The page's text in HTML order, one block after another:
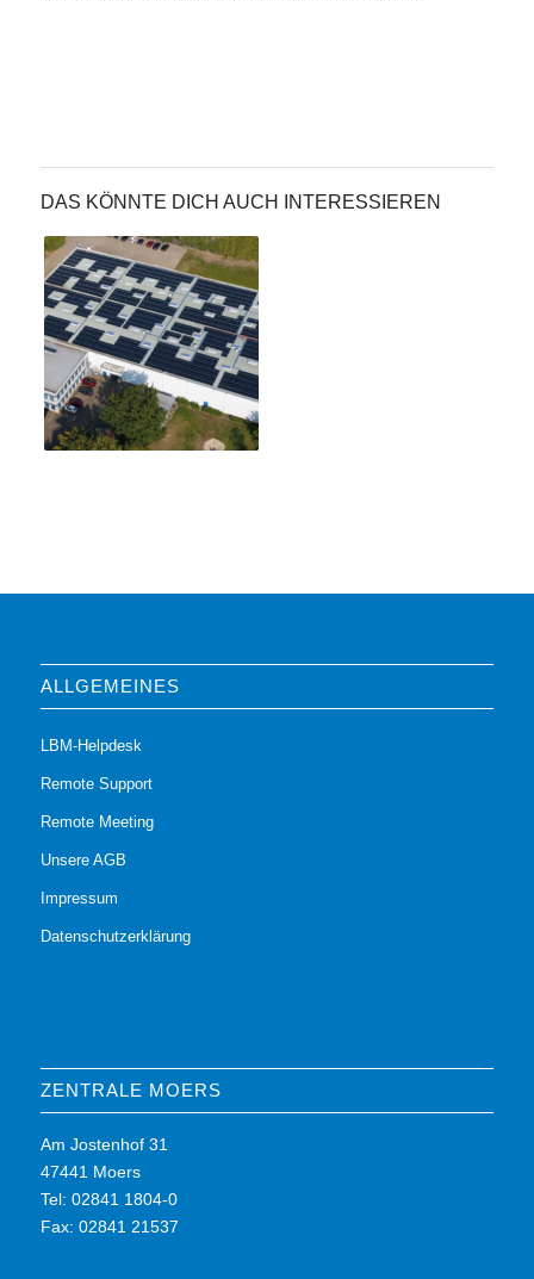
DAS KÖNNTE DICH AUCH INTERESSIEREN
ALLGEMEINES
LBM-Helpdesk
Remote Support
Remote Meeting
Unsere AGB
Impressum
Datenschutzerklärung
ZENTRALE MOERS
Am Jostenhof 31
47441 Moers
Tel: 02841 1804-0
Fax: 02841 21537